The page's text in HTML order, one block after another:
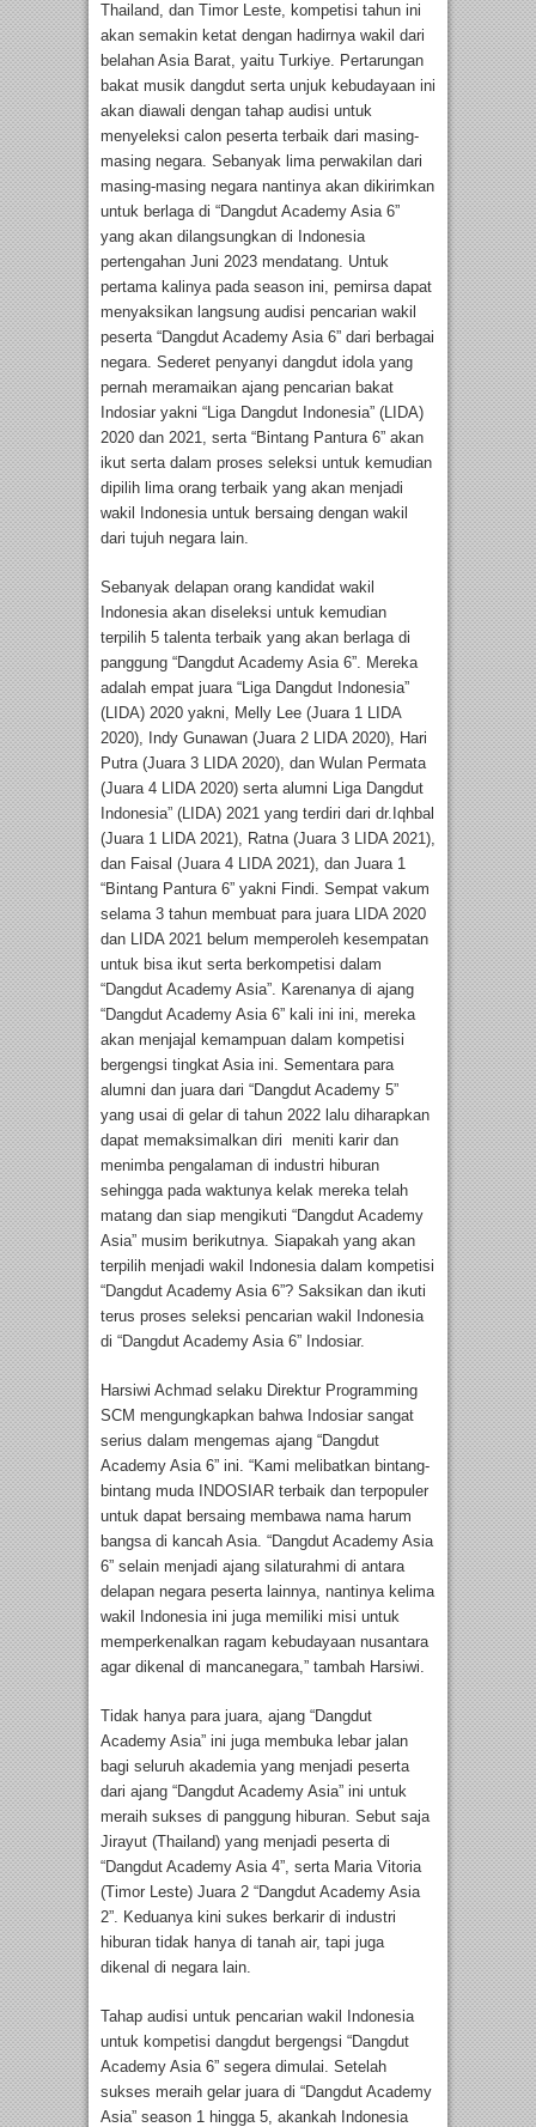
Thailand, dan Timor Leste, kompetisi tahun ini
akan semakin ketat dengan hadirnya wakil dari
belahan Asia Barat, yaitu Turkiye. Pertarungan
bakat musik dangdut serta unjuk kebudayaan ini
akan diawali dengan tahap audisi untuk
menyeleksi calon peserta terbaik dari masing-
masing negara. Sebanyak lima perwakilan dari
masing-masing negara nantinya akan dikirimkan
untuk berlaga di “Dangdut Academy Asia 6”
yang akan dilangsungkan di Indonesia
pertengahan Juni 2023 mendatang. Untuk
pertama kalinya pada season ini, pemirsa dapat
menyaksikan langsung audisi pencarian wakil
peserta “Dangdut Academy Asia 6” dari berbagai
negara. Sederet penyanyi dangdut idola yang
pernah meramaikan ajang pencarian bakat
Indosiar yakni “Liga Dangdut Indonesia” (LIDA)
2020 dan 2021, serta “Bintang Pantura 6” akan
ikut serta dalam proses seleksi untuk kemudian
dipilih lima orang terbaik yang akan menjadi
wakil Indonesia untuk bersaing dengan wakil
dari tujuh negara lain.
Sebanyak delapan orang kandidat wakil
Indonesia akan diseleksi untuk kemudian
terpilih 5 talenta terbaik yang akan berlaga di
panggung “Dangdut Academy Asia 6”. Mereka
adalah empat juara “Liga Dangdut Indonesia”
(LIDA) 2020 yakni, Melly Lee (Juara 1 LIDA
2020), Indy Gunawan (Juara 2 LIDA 2020), Hari
Putra (Juara 3 LIDA 2020), dan Wulan Permata
(Juara 4 LIDA 2020) serta alumni Liga Dangdut
Indonesia” (LIDA) 2021 yang terdiri dari dr.Iqhbal
(Juara 1 LIDA 2021), Ratna (Juara 3 LIDA 2021),
dan Faisal (Juara 4 LIDA 2021), dan Juara 1
“Bintang Pantura 6” yakni Findi. Sempat vakum
selama 3 tahun membuat para juara LIDA 2020
dan LIDA 2021 belum memperoleh kesempatan
untuk bisa ikut serta berkompetisi dalam
“Dangdut Academy Asia”. Karenanya di ajang
“Dangdut Academy Asia 6” kali ini ini, mereka
akan menjajal kemampuan dalam kompetisi
bergengsi tingkat Asia ini. Sementara para
alumni dan juara dari “Dangdut Academy 5”
yang usai di gelar di tahun 2022 lalu diharapkan
dapat memaksimalkan diri meniti karir dan
menimba pengalaman di industri hiburan
sehingga pada waktunya kelak mereka telah
matang dan siap mengikuti “Dangdut Academy
Asia” musim berikutnya. Siapakah yang akan
terpilih menjadi wakil Indonesia dalam kompetisi
“Dangdut Academy Asia 6”? Saksikan dan ikuti
terus proses seleksi pencarian wakil Indonesia
di “Dangdut Academy Asia 6” Indosiar.
Harsiwi Achmad selaku Direktur Programming
SCM mengungkapkan bahwa Indosiar sangat
serius dalam mengemas ajang “Dangdut
Academy Asia 6” ini. “Kami melibatkan bintang-
bintang muda INDOSIAR terbaik dan terpopuler
untuk dapat bersaing membawa nama harum
bangsa di kancah Asia. “Dangdut Academy Asia
6” selain menjadi ajang silaturahmi di antara
delapan negara peserta lainnya, nantinya kelima
wakil Indonesia ini juga memiliki misi untuk
memperkenalkan ragam kebudayaan nusantara
agar dikenal di mancanegara,” tambah Harsiwi.
Tidak hanya para juara, ajang “Dangdut
Academy Asia” ini juga membuka lebar jalan
bagi seluruh akademia yang menjadi peserta
dari ajang “Dangdut Academy Asia” ini untuk
meraih sukses di panggung hiburan. Sebut saja
Jirayut (Thailand) yang menjadi peserta di
“Dangdut Academy Asia 4”, serta Maria Vitoria
(Timor Leste) Juara 2 “Dangdut Academy Asia
2”. Keduanya kini sukes berkarir di industri
hiburan tidak hanya di tanah air, tapi juga
dikenal di negara lain.
Tahap audisi untuk pencarian wakil Indonesia
untuk kompetisi dangdut bergengsi “Dangdut
Academy Asia 6” segera dimulai. Setelah
sukses meraih gelar juara di “Dangdut Academy
Asia” season 1 hingga 5, akankah Indonesia